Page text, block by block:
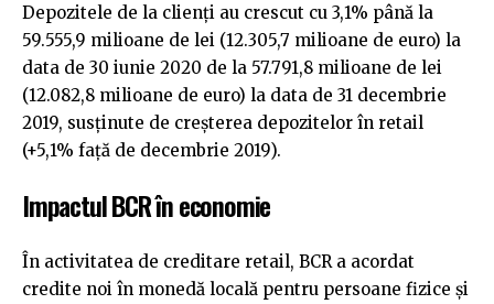
Depozitele de la clienți au crescut cu 3,1% până la
59.555,9 milioane de lei (12.305,7 milioane de euro) la
data de 30 iunie 2020 de la 57.791,8 milioane de lei
(12.082,8 milioane de euro) la data de 31 decembrie
2019, susținute de creșterea depozitelor în retail
(+5,1% față de decembrie 2019).
Impactul BCR în economie
În activitatea de creditare retail, BCR a acordat
credite noi în monedă locală pentru persoane fizice și